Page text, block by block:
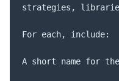
strategies,
For each, include:
A short name for